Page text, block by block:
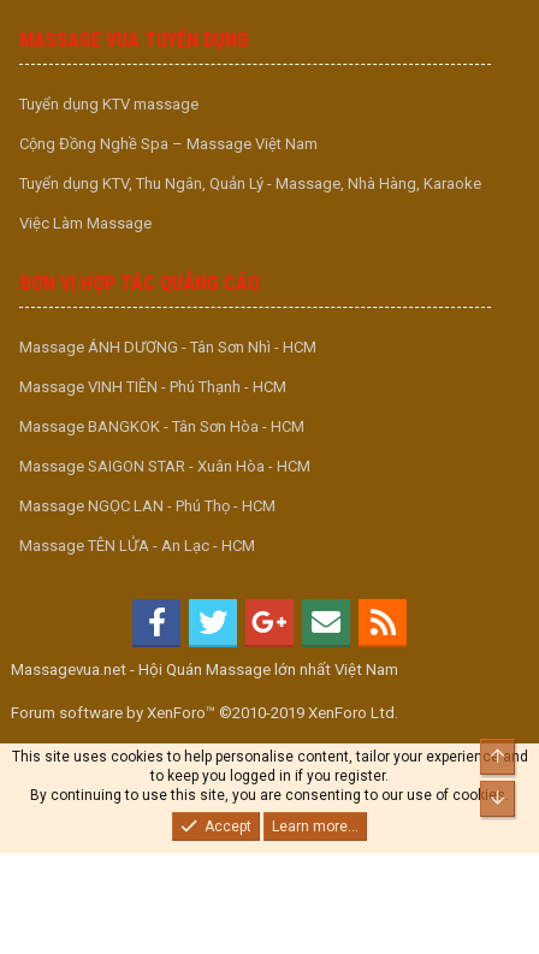
MASSAGE VUA TUYỂN DỤNG
Tuyển dụng KTV massage
Cộng Đồng Nghề Spa – Massage Việt Nam
Tuyển dụng KTV, Thu Ngân, Quản Lý - Massage, Nhà Hàng, Karaoke
Việc Làm Massage
ĐƠN VỊ HỢP TÁC QUẢNG CÁO
Massage ÁNH DƯƠNG - Tân Sơn Nhì - HCM
Massage VINH TIÊN - Phú Thạnh - HCM
Massage BANGKOK - Tân Sơn Hòa - HCM
Massage SAIGON STAR - Xuân Hòa - HCM
Massage NGỌC LAN - Phú Thọ - HCM
Massage TÊN LỬA - An Lạc - HCM
Massagevua.net - Hội Quán Massage lớn nhất Việt Nam
Forum software by XenForo™ ©2010-2019 XenForo Ltd.
This site uses cookies to help personalise content, tailor your experience and
to keep you logged in if you register.
By continuing to use this site, you are consenting to our use of cookies.
Accept
Learn more...
Top